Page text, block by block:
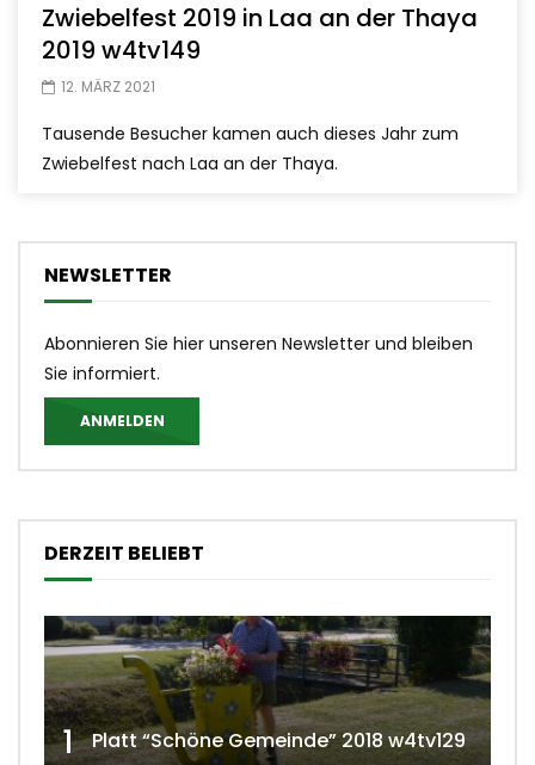
Zwiebelfest 2019 in Laa an der Thaya
2019 w4tv149
12. MÄRZ 2021
Tausende Besucher kamen auch dieses Jahr zum
Zwiebelfest nach Laa an der Thaya.
NEWSLETTER
Abonnieren Sie hier unseren Newsletter und bleiben
Sie informiert.
ANMELDEN
DERZEIT BELIEBT
1 Platt “Schöne Gemeinde” 2018 w4tv129